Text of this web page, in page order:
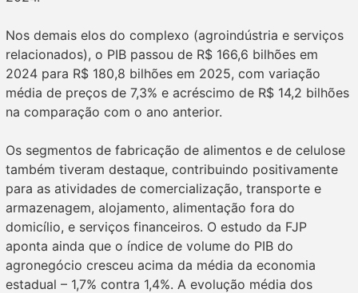
Nos demais elos do complexo (agroindústria e serviços
relacionados), o PIB passou de R$ 166,6 bilhões em
2024 para R$ 180,8 bilhões em 2025, com variação
média de preços de 7,3% e acréscimo de R$ 14,2 bilhões
na comparação com o ano anterior.
Os segmentos de fabricação de alimentos e de celulose
também tiveram destaque, contribuindo positivamente
para as atividades de comercialização, transporte e
armazenagem, alojamento, alimentação fora do
domicílio, e serviços financeiros. O estudo da FJP
aponta ainda que o índice de volume do PIB do
agronegócio cresceu acima da média da economia
estadual – 1,7% contra 1,4%. A evolução média dos